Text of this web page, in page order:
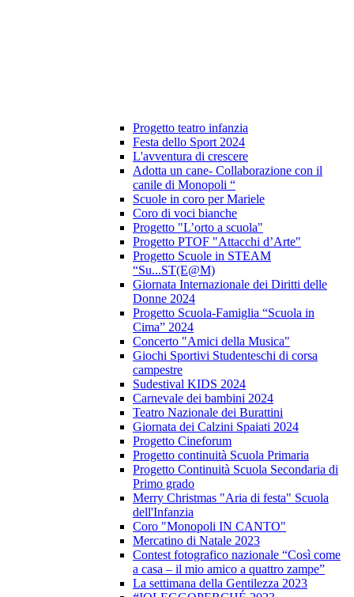
Progetto teatro infanzia
Festa dello Sport 2024
L'avventura di crescere
Adotta un cane- Collaborazione con il
canile di Monopoli “
Scuole in coro per Mariele
Coro di voci bianche
Progetto "L’orto a scuola"
Progetto PTOF "Attacchi d’Arte"
Progetto Scuole in STEAM
“Su...ST(E@M)
Giornata Internazionale dei Diritti delle
Donne 2024
Progetto Scuola-Famiglia “Scuola in
Cima” 2024
Concerto "Amici della Musica"
Giochi Sportivi Studenteschi di corsa
campestre
Sudestival KIDS 2024
Carnevale dei bambini 2024
Teatro Nazionale dei Burattini
Giornata dei Calzini Spaiati 2024
Progetto Cineforum
Progetto continuità Scuola Primaria
Progetto Continuità Scuola Secondaria di
Primo grado
Merry Christmas "Aria di festa" Scuola
dell'Infanzia
Coro "Monopoli IN CANTO"
Mercatino di Natale 2023
Contest fotografico nazionale “Così come
a casa – il mio amico a quattro zampe”
La settimana della Gentilezza 2023